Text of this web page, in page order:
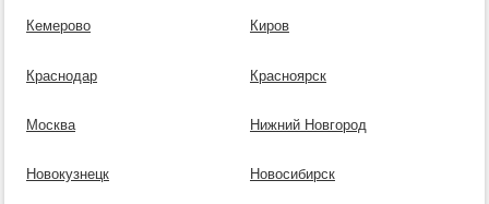
Кемерово Киров
Краснодар Красноярск
Москва Нижний Новгород
Новокузнецк Новосибирск